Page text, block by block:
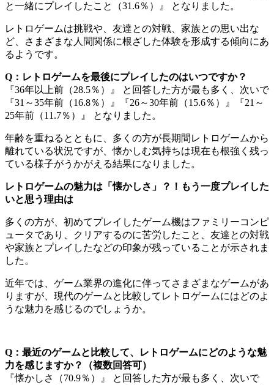
と一緒にプレイしたこと（31.6％）』 となりました。
レトロゲームは挑戦や、友達との対戦、家族との思い出な
ど、さまざまな人間関係に根ざした体験を形成する傾向にあ
るようです。
Q：レトロゲームを最後にプレイしたのはいつですか？
『36年以上前（28.5％）』 と回答した方が最も多く、次いで
『31～35年前（16.8％）』『26～30年前（15.6％）』『21～
25年前（11.7％）』 となりました。
年齢を重ねるとともに、多くの方が長期間レトロゲームから
離れている状況ですが、懐かしむ気持ちは現在も根強く残っ
ている様子がうかがえる結果になりました。
レトロゲームの魅力は「懐かしさ」？！もう一度プレイした
いと思う理由は
多くの方が、初めてプレイしたゲーム機はファミリーコンピ
ュータであり、クリアするのに苦労したこと、友達との対戦
や家族とプレイしたなどの印象が残っていることが示されま
した。
近年では、ゲーム業界の進化に伴ってさまざまなゲームがあ
りますが、現代のゲームと比較してレトロゲームにはどのよ
うな魅力を感じるのでしょうか。
Q：最近のゲームと比較して、レトロゲームにどのような魅
力を感じますか？（複数回答可）
『懐かしさ（70.9％）』 と回答した方が最も多く、次いで